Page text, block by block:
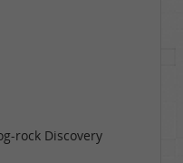
rock Discovery